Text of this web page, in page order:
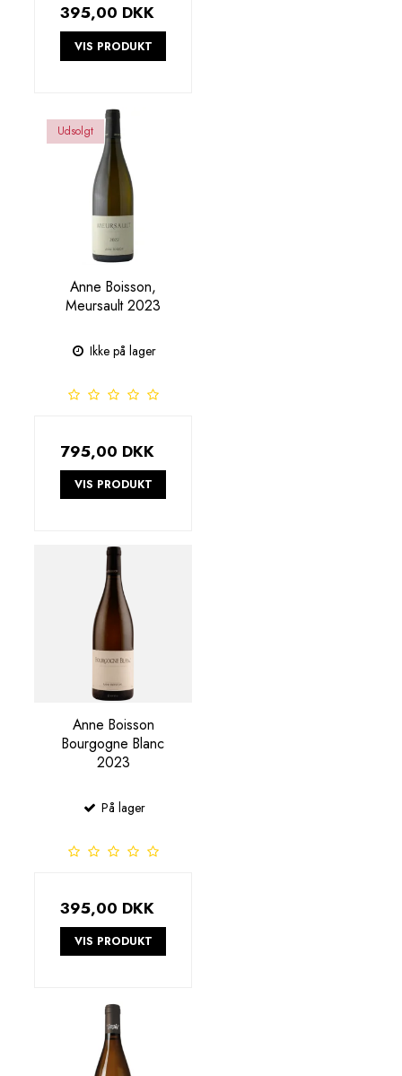
395,00 DKK
VIS PRODUKT
Udsolgt
Anne Boisson,
Meursault 2023
Ikke på lager
795,00 DKK
VIS PRODUKT
Anne Boisson
Bourgogne Blanc
2023
På lager
395,00 DKK
VIS PRODUKT